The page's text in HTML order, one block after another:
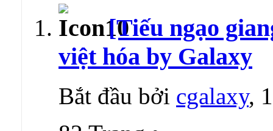
[Tiếu ngạo
việt hóa by Galaxy
Bắt đầu bởi cgalaxy,